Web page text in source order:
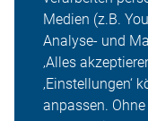
Medien (z.B.
Analyse- und
‚Alles
‚Einstellungen‘
anpassen.